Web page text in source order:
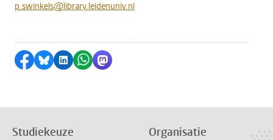
p.swinkels@library.leidenuniv.nl
Delen op Facebook
Delen via Bluesky
Delen op LinkedIn
Delen via WhatsApp
Delen via Mastodon
Studiekeuze Organisatie